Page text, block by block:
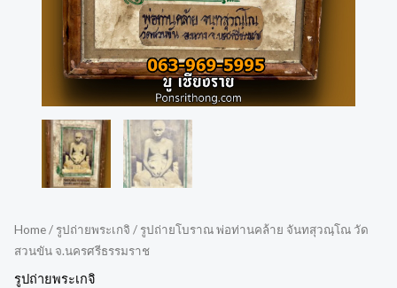
Home/ รูปถ่ายพระเกจิ / รูปถ่ายโบราณ พ่อท่านคล้าย จันทสุวณฺโณ วัด
สวนขัน จ.นครศรีธรรมราช
รูปถ่ายพระเกจิ